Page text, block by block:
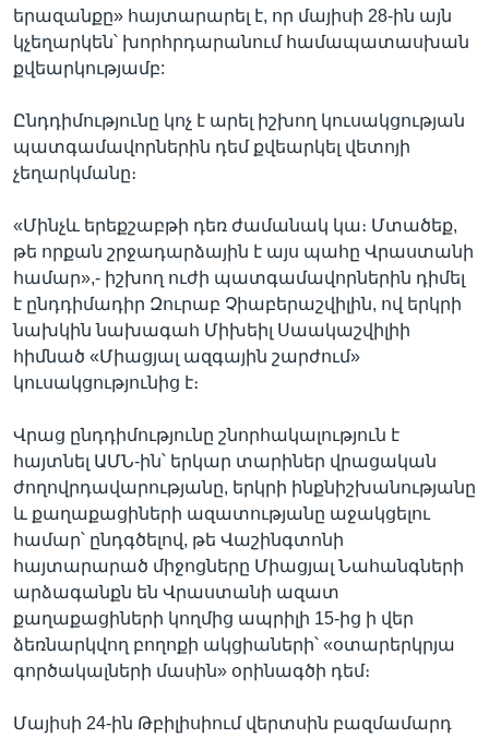
երազանքը» հայտարարել է, որ մայիսի 28-ին այն
կչեղարկեն՝ խորհրդարանում համապատասխան
քվեարկությամբ:
Ընդդիմությունը կոչ է արել իշխող կուսակցության
պատգամավորներին դեմ քվեարկել վետոյի
չեղարկմանը։
«Մինչև երեքշաբթի դեռ ժամանակ կա։ Մտածեք,
թե որքան շրջադարձային է այս պահը Վրաստանի
համար»,- իշխող ուժի պատգամավորներին դիմել
է ընդդիմադիր Զուրաբ Չիաբերաշվիլին, ով երկրի
նախկին նախագահ Միխեիլ Սաակաշվիլիի
հիմնած «Միացյալ ազգային շարժում»
կուսակցությունից է։
Վրաց ընդդիմությունը շնորհակալություն է
հայտնել ԱՄՆ-ին՝ երկար տարիներ վրացական
ժողովրդավարությանը, երկրի ինքնիշխանությանը
և քաղաքացիների ազատությանը աջակցելու
համար՝ ընդգծելով, թե Վաշինգտոնի
հայտարարած միջոցները Միացյալ Նահանգների
արձագանքն են Վրաստանի ազատ
քաղաքացիների կողմից ապրիլի 15-ից ի վեր
ձեռնարկվող բողոքի ակցիաների՝ «օտարերկրյա
գործակալների մասին» օրինագծի դեմ։
Մայիսի 24-ին Թբիլիսիում վերտսին բազմամարդ